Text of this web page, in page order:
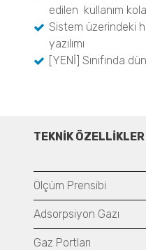
edilen kullanım
Sistem üzerindeki
yazılımı
[YENİ] Sınıfında d
TEKNİK ÖZELLİKLER
Ölçüm Prensibi
Adsorpsiyon Gazı
Gaz Portları